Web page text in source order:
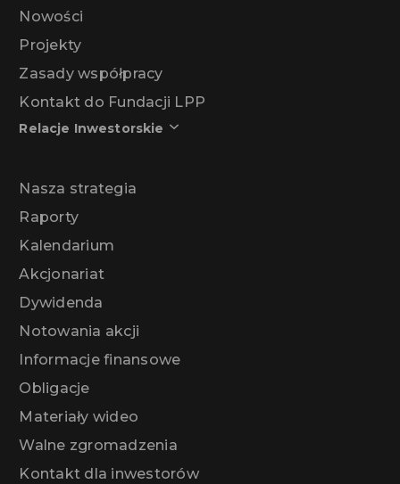
Nowości
Projekty
Zasady współpracy
Kontakt do Fundacji LPP
Relacje Inwestorskie
Nasza strategia
Raporty
Kalendarium
Akcjonariat
Dywidenda
Notowania akcji
Informacje finansowe
Obligacje
Materiały wideo
Walne zgromadzenia
Kontakt dla inwestorów